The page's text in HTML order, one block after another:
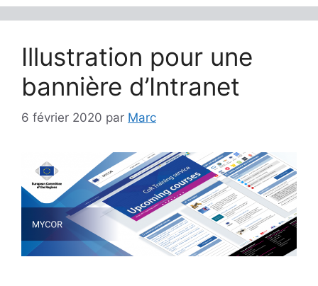
Illustration pour une
bannière d’Intranet
6 février 2020 par Marc